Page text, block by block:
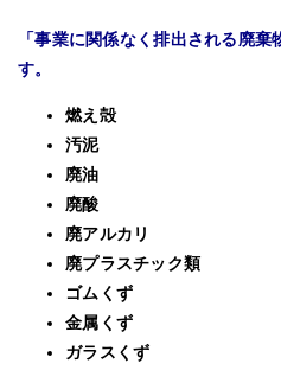
「事業に関係なく排出される廃
す。
燃え殻
汚泥
廃油
廃酸
廃アルカリ
廃プラスチック類
ゴムくず
金属くず
ガラスくず